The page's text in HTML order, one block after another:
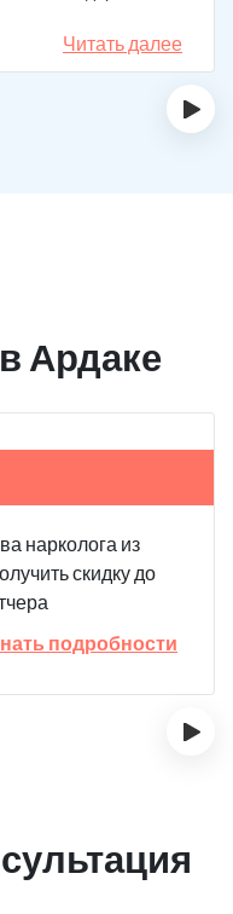
случай.
были под
Читать далее
›
Ардаке
нарколога из
скидку до
подробности
›